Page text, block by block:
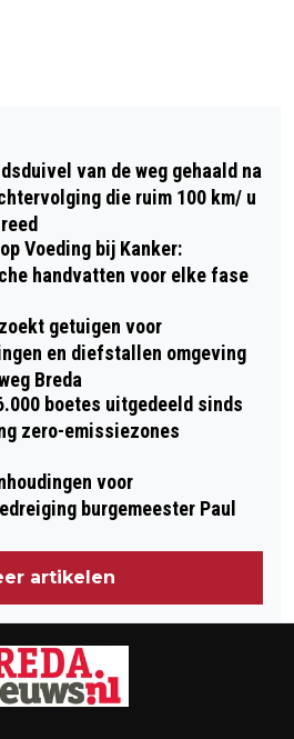
GEBIED NOORD-
ALDI SUPERMARKT
III PLEIN
van de weg gehaald na
die ruim 100 km/ u
Voeding bij Kanker:
handvatten voor elke fase
getuigen voor
en diefstallen omgeving
Breda
boetes uitgedeeld sinds
zero-emissiezones
voor
burgemeester Paul
artikelen